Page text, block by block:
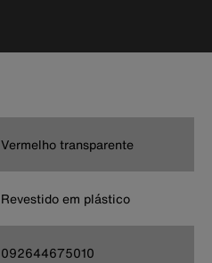
Vermelho transparente
Revestido em plástico
092644675010